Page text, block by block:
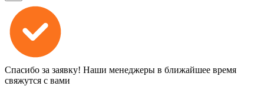
Спасибо за заявку! Наши менеджеры в ближайшее время
свяжутся с вами